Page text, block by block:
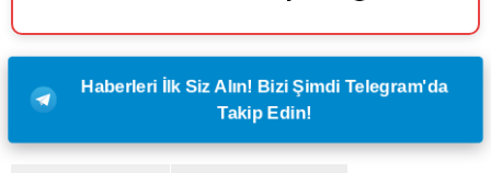
Haberleri İlk Siz Alın! Bizi Şimdi Telegram'da
Takip Edin!